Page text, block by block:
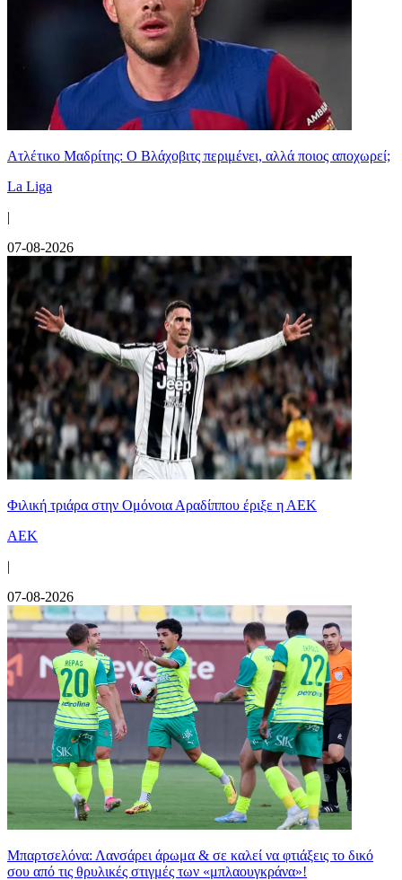
Ατλέτικο Μαδρίτης: Ο Βλάχοβιτς περιμένει, αλλά ποιος αποχωρεί;
La Liga
|
07-08-2026
Φιλική τριάρα στην Ομόνοια Αραδίππου έριξε η ΑΕΚ
ΑΕΚ
|
07-08-2026
Μπαρτσελόνα: Λανσάρει άρωμα & σε καλεί να φτιάξεις το δικό
σου από τις θρυλικές στιγμές των «μπλαουγκράνα»!